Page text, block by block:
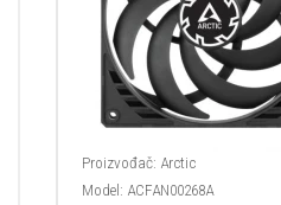
Proizvođač: Arctic
Model: ACFAN00268A